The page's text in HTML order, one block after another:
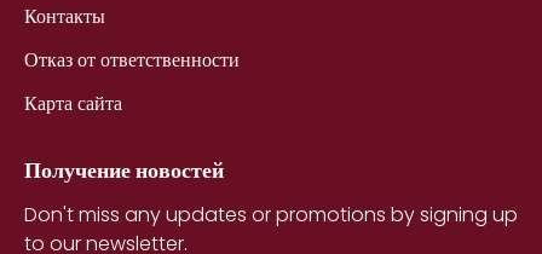
Контакты
Отказ от ответственности
Карта сайта
Получение новостей
Don't miss any updates or promotions by signing up
to our newsletter.